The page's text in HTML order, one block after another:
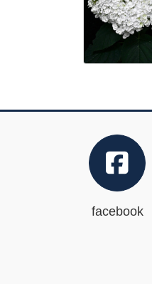
facebook